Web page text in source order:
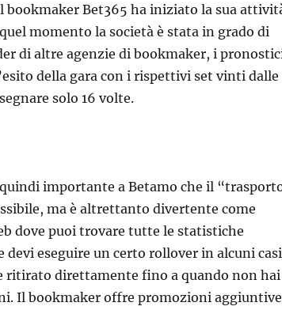
bookmaker Bet365 ha iniziato la sua
momento la società è stata in grado di
di altre agenzie di bookmaker, i
della gara con i rispettivi set vinti dalle
solo 16 volte.
quindi importante a Betamo che il
ma è altrettanto divertente come
dove puoi trovare tutte le statistiche
devi eseguire un certo rollover in alcuni
ritirato direttamente fino a quando non hai
Il bookmaker offre promozioni aggiuntive